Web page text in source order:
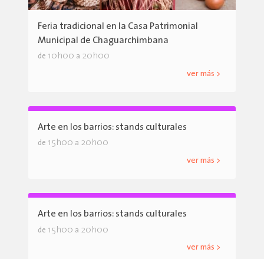
Feria tradicional en la Casa Patrimonial
Municipal de Chaguarchimbana
de 10h00 a 20h00
ver más >
Arte en los barrios: stands culturales
de 15h00 a 20h00
ver más >
Arte en los barrios: stands culturales
de 15h00 a 20h00
ver más >